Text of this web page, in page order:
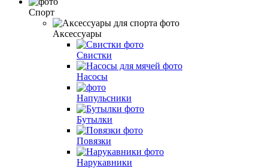
Спорт
Аксессуары
Свистки
Насосы
Напульсники
Бутылки
Повязки
Нарукавники